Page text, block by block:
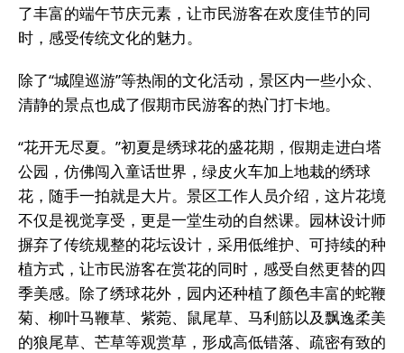
了丰富的端午节庆元素，让市民游客在欢度佳节的同
时，感受传统文化的魅力。
除了“城隍巡游”等热闹的文化活动，景区内一些小众、
清静的景点也成了假期市民游客的热门打卡地。
“花开无尽夏。”初夏是绣球花的盛花期，假期走进白塔
公园，仿佛闯入童话世界，绿皮火车加上地栽的绣球
花，随手一拍就是大片。景区工作人员介绍，这片花境
不仅是视觉享受，更是一堂生动的自然课。园林设计师
摒弃了传统规整的花坛设计，采用低维护、可持续的种
植方式，让市民游客在赏花的同时，感受自然更替的四
季美感。除了绣球花外，园内还种植了颜色丰富的蛇鞭
菊、柳叶马鞭草、紫菀、鼠尾草、马利筋以及飘逸柔美
的狼尾草、芒草等观赏草，形成高低错落、疏密有致的